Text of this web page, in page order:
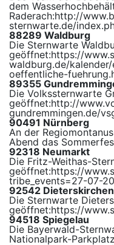
dem
Raderach:http://
sternwarte.de/
88289 Waldburg
Die Sternwarte
geöffnet:https://
waldburg.de/
oeffentliche-
89355
Die Volkssternwarte
geöffnet:http://
gundremmingen.de/
90491 Nürnberg
An der
Abend das
92318 Neumarkt
Die Fritz-Weithas-
geöffnet:https://
tribe_events=27-07-
92542 Dieterskirchen
Die Sternwarte
geöffnet:https://
94518 Spiegelau
Die Bayerwald-
Nationalpark-